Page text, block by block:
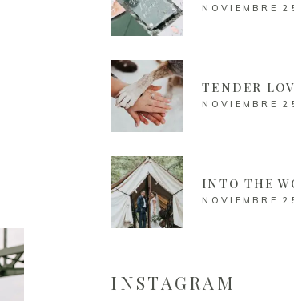
NOVIEMBRE
TENDER
NOVIEMBRE
INTO THE
NOVIEMBRE
INSTAGRAM